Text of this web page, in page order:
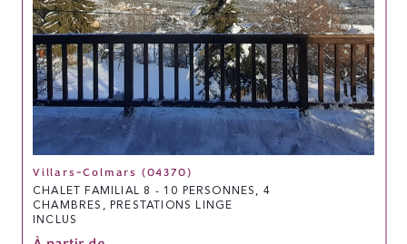
Villars-Colmars (04370)
CHALET FAMILIAL 8 - 10 PERSONNES, 4
CHAMBRES, PRESTATIONS LINGE
INCLUS